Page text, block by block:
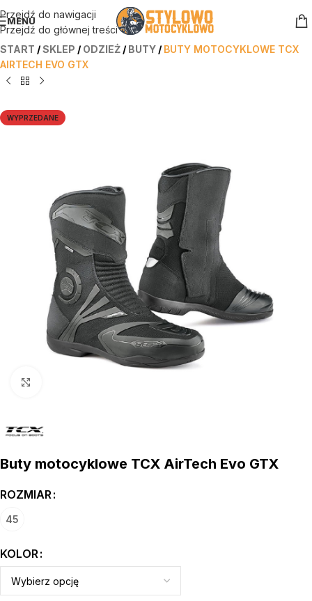
Przejdź do nawigacji
Przejdź do głównej treści
MENU
START /SKLEP / ODZIEŻ / BUTY / BUTY MOTOCYKLOWE TCX
AIRTECH EVO GTX
WYPRZEDANE
Buty motocyklowe TCX AirTech Evo GTX
ROZMIAR
45
KOLOR